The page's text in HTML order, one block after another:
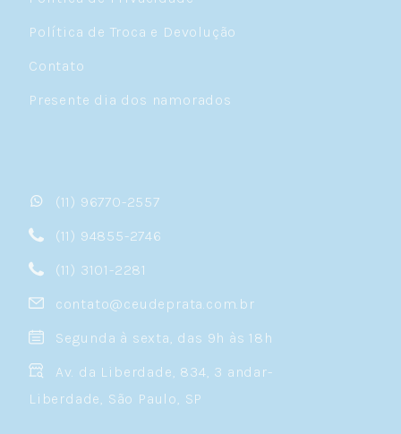
Política de Troca e Devolução
Contato
Presente dia dos namorados
(11) 96770-2557
(11) 94855-2746
(11) 3101-2281
contato@ceudeprata.com.br
Segunda à sexta, das 9h às 18h
Av. da Liberdade, 834, 3 andar-
Liberdade, São Paulo, SP